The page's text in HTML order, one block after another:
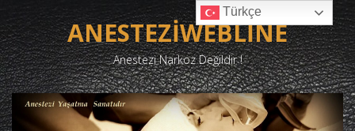
to
content
ANESTEZİWEBLİNE
Anestezi Narkoz Değildir !
Türkçe